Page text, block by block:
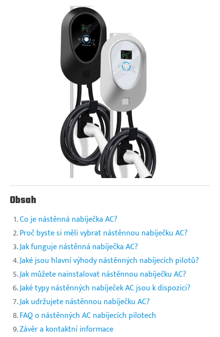
Obsah
Co je nástěnná nabíječka AC?
Proč byste si měli vybrat nástěnnou nabíječku AC?
Jak funguje nástěnná nabíječka AC?
Jaké jsou hlavní výhody nástěnných nabíjecích pilotů?
Jak můžete nainstalovat nástěnnou nabíječku AC?
Jaké typy nástěnných nabíječek AC jsou k dispozici?
Jak udržujete nástěnnou nabíječku AC?
FAQ o nástěnných AC nabíjecích pilotech
Závěr a kontaktní informace